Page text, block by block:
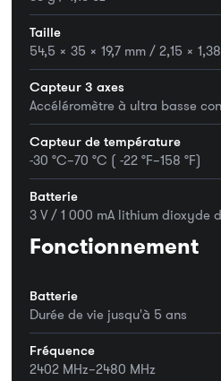
Taille
54,5 x 35 x 19,7 mm / 2,15 x
Capteur 3 axes
Accéléromètre à ultra basse
Capteur de température
-30 °C–70 °C ( -22 °F–158 °F)
Batterie
3 V / 1 000 mA lithium dioxyde
Fonctionnement
Batterie
Durée de vie jusqu'à 5 ans
Fréquence
2402 MHz–2480 MHz